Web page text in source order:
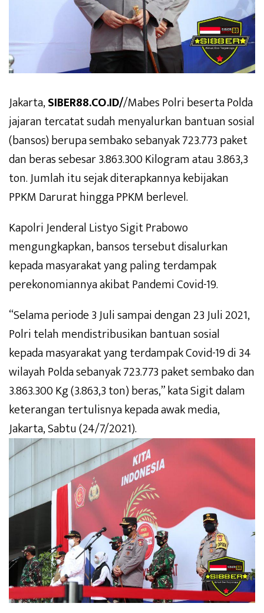
Jakarta,SIBER88.CO.ID//Mabes Polri beserta Polda
jajaran tercatat sudah menyalurkan bantuan sosial
(bansos) berupa sembako sebanyak 723.773 paket
dan beras sebesar 3.863.300 Kilogram atau 3.863,3
ton. Jumlah itu sejak diterapkannya kebijakan
PPKM Darurat hingga PPKM berlevel.
Kapolri Jenderal Listyo Sigit Prabowo
mengungkapkan, bansos tersebut disalurkan
kepada masyarakat yang paling terdampak
perekonomiannya akibat Pandemi Covid-19.
“Selama periode 3 Juli sampai dengan 23 Juli 2021,
Polri telah mendistribusikan bantuan sosial
kepada masyarakat yang terdampak Covid-19 di 34
wilayah Polda sebanyak 723.773 paket sembako dan
3.863.300 Kg (3.863,3 ton) beras,” kata Sigit dalam
keterangan tertulisnya kepada awak media,
Jakarta, Sabtu (24/7/2021).